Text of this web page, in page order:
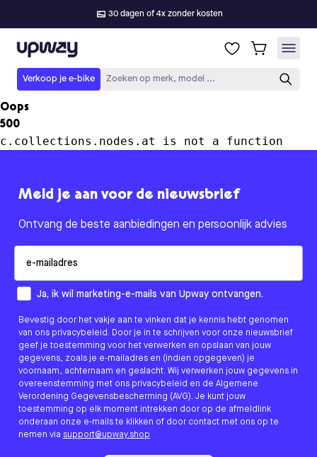
30 dagen of 4x zonder kosten
Upway
Verkoop je e-bike Zoeken op merk, model ...
Oops
500
c.collections.nodes.at is not a function
Meld je aan voor de nieuwsbrief
Ontvang de beste aanbiedingen en persoonlijk advies
How would you like to hear from us?
Ja, ik wil marketing-e-mails van Upway ontvangen.
Bevestig door het vakje aan te vinken dat je kennis hebt genomen
van ons privacybeleid. Door je in te schrijven voor onze nieuwsbrief
geef je toestemming voor het verwerken en opslaan van jouw
gegevens, zoals je e-mailadres en (indien opgegeven) je
voornaam, achternaam en geslacht. Wij verwerken jouw gegevens in
overeenstemming met ons privacybeleid en de Algemene
Verordening Gegevensbescherming (AVG). Je kunt jouw
toestemming op elk moment intrekken door op de afmeldlink
onderaan onze e-mails te klikken of door contact met ons op te
nemen via support@upway.shop